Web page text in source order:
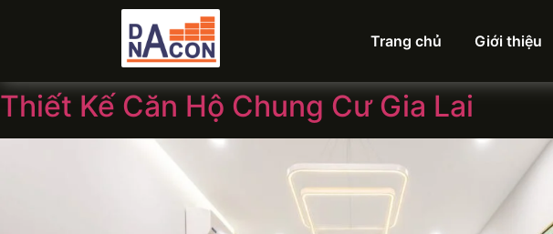
Trang chủ Giới thiệu
Thiết Kế Căn Hộ Chung Cư Gia Lai